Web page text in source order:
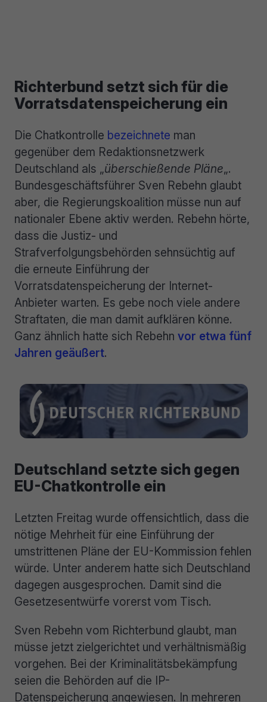
Richterbund setzt sich für die
Vorratsdatenspeicherung ein
Die Chatkontrolle bezeichnete man
gegenüber dem Redaktionsnetzwerk
Deutschland als „überschießende Pläne„.
Bundesgeschäftsführer Sven Rebehn glaubt
aber, die Regierungskoalition müsse nun auf
nationaler Ebene aktiv werden. Rebehn hörte,
dass die Justiz- und
Strafverfolgungsbehörden sehnsüchtig auf
die erneute Einführung der
Vorratsdatenspeicherung der Internet-
Anbieter warten. Es gebe noch viele andere
Straftaten, die man damit aufklären könne.
Ganz ähnlich hatte sich Rebehn vor etwa fünf
Jahren geäußert.
Deutschland setzte sich gegen
EU-Chatkontrolle ein
Letzten Freitag wurde offensichtlich, dass die
nötige Mehrheit für eine Einführung der
umstrittenen Pläne der EU-Kommission fehlen
würde. Unter anderem hatte sich Deutschland
dagegen ausgesprochen. Damit sind die
Gesetzesentwürfe vorerst vom Tisch.
Sven Rebehn vom Richterbund glaubt, man
müsse jetzt zielgerichtet und verhältnismäßig
vorgehen. Bei der Kriminalitätsbekämpfung
seien die Behörden auf die IP-
Datenspeicherung angewiesen. In mehreren